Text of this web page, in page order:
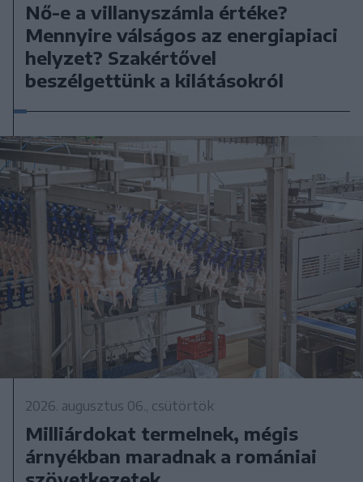
Nő-e a villanyszámla értéke?
Mennyire válságos az energiapiaci
helyzet? Szakértővel
beszélgettünk a kilátásokról
2026. augusztus 06., csütörtök
Milliárdokat termelnek, mégis
árnyékban maradnak a romániai